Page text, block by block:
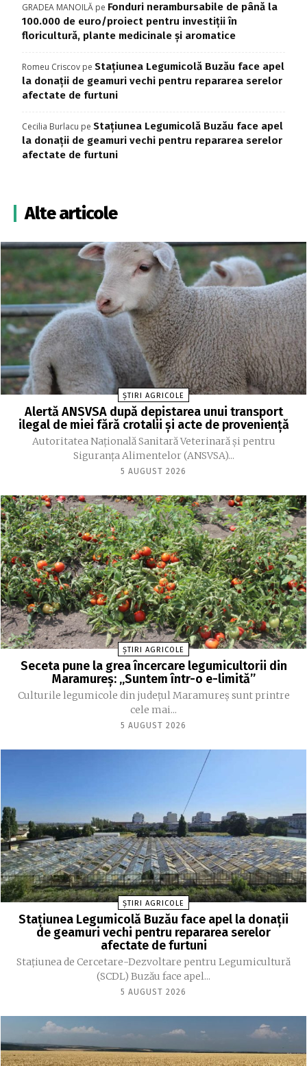
GRADEA MANOILĂ pe Fonduri nerambursabile de până la
100.000 de euro/proiect pentru investiţii în
floricultură, plante medicinale şi aromatice
Romeu Criscov pe Stațiunea Legumicolă Buzău face apel
la donații de geamuri vechi pentru repararea serelor
afectate de furtuni
Cecilia Burlacu pe Stațiunea Legumicolă Buzău face apel
la donații de geamuri vechi pentru repararea serelor
afectate de furtuni
Alte articole
ȘTIRI AGRICOLE
Alertă ANSVSA după depistarea unui transport
ilegal de miei fără crotalii și acte de proveniență
Autoritatea Naţională Sanitară Veterinară şi pentru
Siguranţa Alimentelor (ANSVSA)...
5 AUGUST 2026
ȘTIRI AGRICOLE
Seceta pune la grea încercare legumicultorii din
Maramureș: „Suntem într-o e-limită”
Culturile legumicole din județul Maramureș sunt printre
cele mai...
5 AUGUST 2026
ȘTIRI AGRICOLE
Stațiunea Legumicolă Buzău face apel la donații
de geamuri vechi pentru repararea serelor
afectate de furtuni
Stațiunea de Cercetare-Dezvoltare pentru Legumicultură
(SCDL) Buzău face apel...
5 AUGUST 2026